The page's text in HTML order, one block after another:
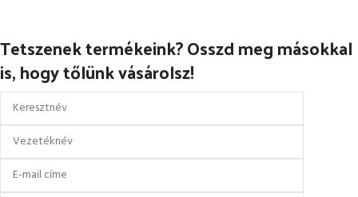
Tetszenek termékeink? Osszd meg másokkal
is, hogy tőlünk vásárolsz!